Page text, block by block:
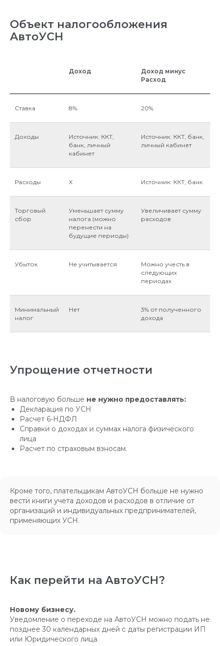
Объект налогообложения
АвтоУСН
Доход
Доход минус
Расход
Ставка 8% 20%
Доходы
Источник: ККТ,
банк, личный
кабинет
Источник: ККТ, банк,
личный кабинет
Расходы X Источник: ККТ, банк
Торговый
сбор
Уменьшает сумму
налога (можно
перенести на
будущие периоды)
Увеличивает сумму
расходов
Убыток Не учитывается
Можно учесть в
следующих
периодах
Минимальный
налог
Нет
3% от полученного
дохода
Упрощение отчетности
В налоговую больше не нужно предоставлять:
Декларация по УСН
Расчет 6-НДФЛ
Справки о доходах и суммах налога физического
лица
Расчет по страховым взносам.
Кроме того, плательщикам АвтоУСН больше не нужно
вести книги учета доходов и расходов в отличие от
организаций и индивидуальных предпринимателей,
применяющих УСН.
Как перейти на АвтоУСН?
Новому бизнесу.
Уведомление о переходе на АвтоУСН можно подать не
позднее 30 календарных дней с даты регистрации ИП
или Юридического лица.